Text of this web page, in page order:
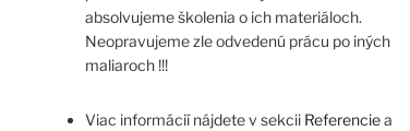
absolvujeme školenia o ich materiáloch.
Neopravujeme zle odvedenú prácu po iných
maliaroch !!!
Viac informácií nájdete v sekcii Referenciea